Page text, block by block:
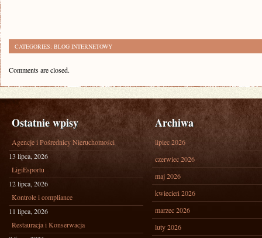
CATEGORIES: BLOG INTERNETOWY
Comments are closed.
Ostatnie wpisy
Agencje i Pośrednicy Nieruchomości
13 lipca, 2026
LigiEsportu
12 lipca, 2026
Kontrole i compliance
11 lipca, 2026
Restauracja i Konserwacja
Archiwa
lipiec 2026
czerwiec 2026
maj 2026
kwiecień 2026
marzec 2026
luty 2026